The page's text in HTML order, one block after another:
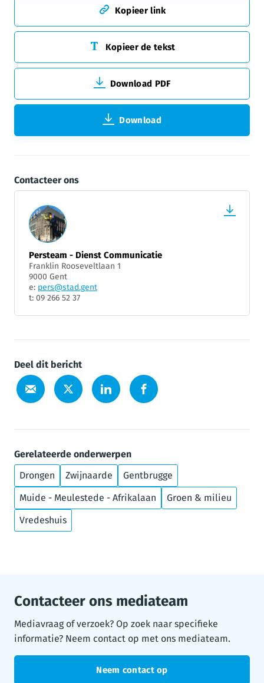
Kopieer link
Kopieer de tekst
Download PDF
Download
Contacteer ons
Persteam - Dienst Communicatie
Franklin Rooseveltlaan 1
9000 Gent
e: pers@stad.gent
t: 09 266 52 37
Deel dit bericht
Gerelateerde onderwerpen
Drongen
Zwijnaarde
Gentbrugge
Muide - Meulestede - Afrikalaan
Groen & milieu
Vredeshuis
Contacteer ons mediateam
Mediavraag of verzoek? Op zoek naar specifieke
informatie? Neem contact op met ons mediateam.
Neem contact op